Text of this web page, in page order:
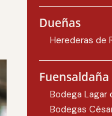
Dueñas
Herederas de
Fuensaldaña
Bodega Lagar
Bodegas